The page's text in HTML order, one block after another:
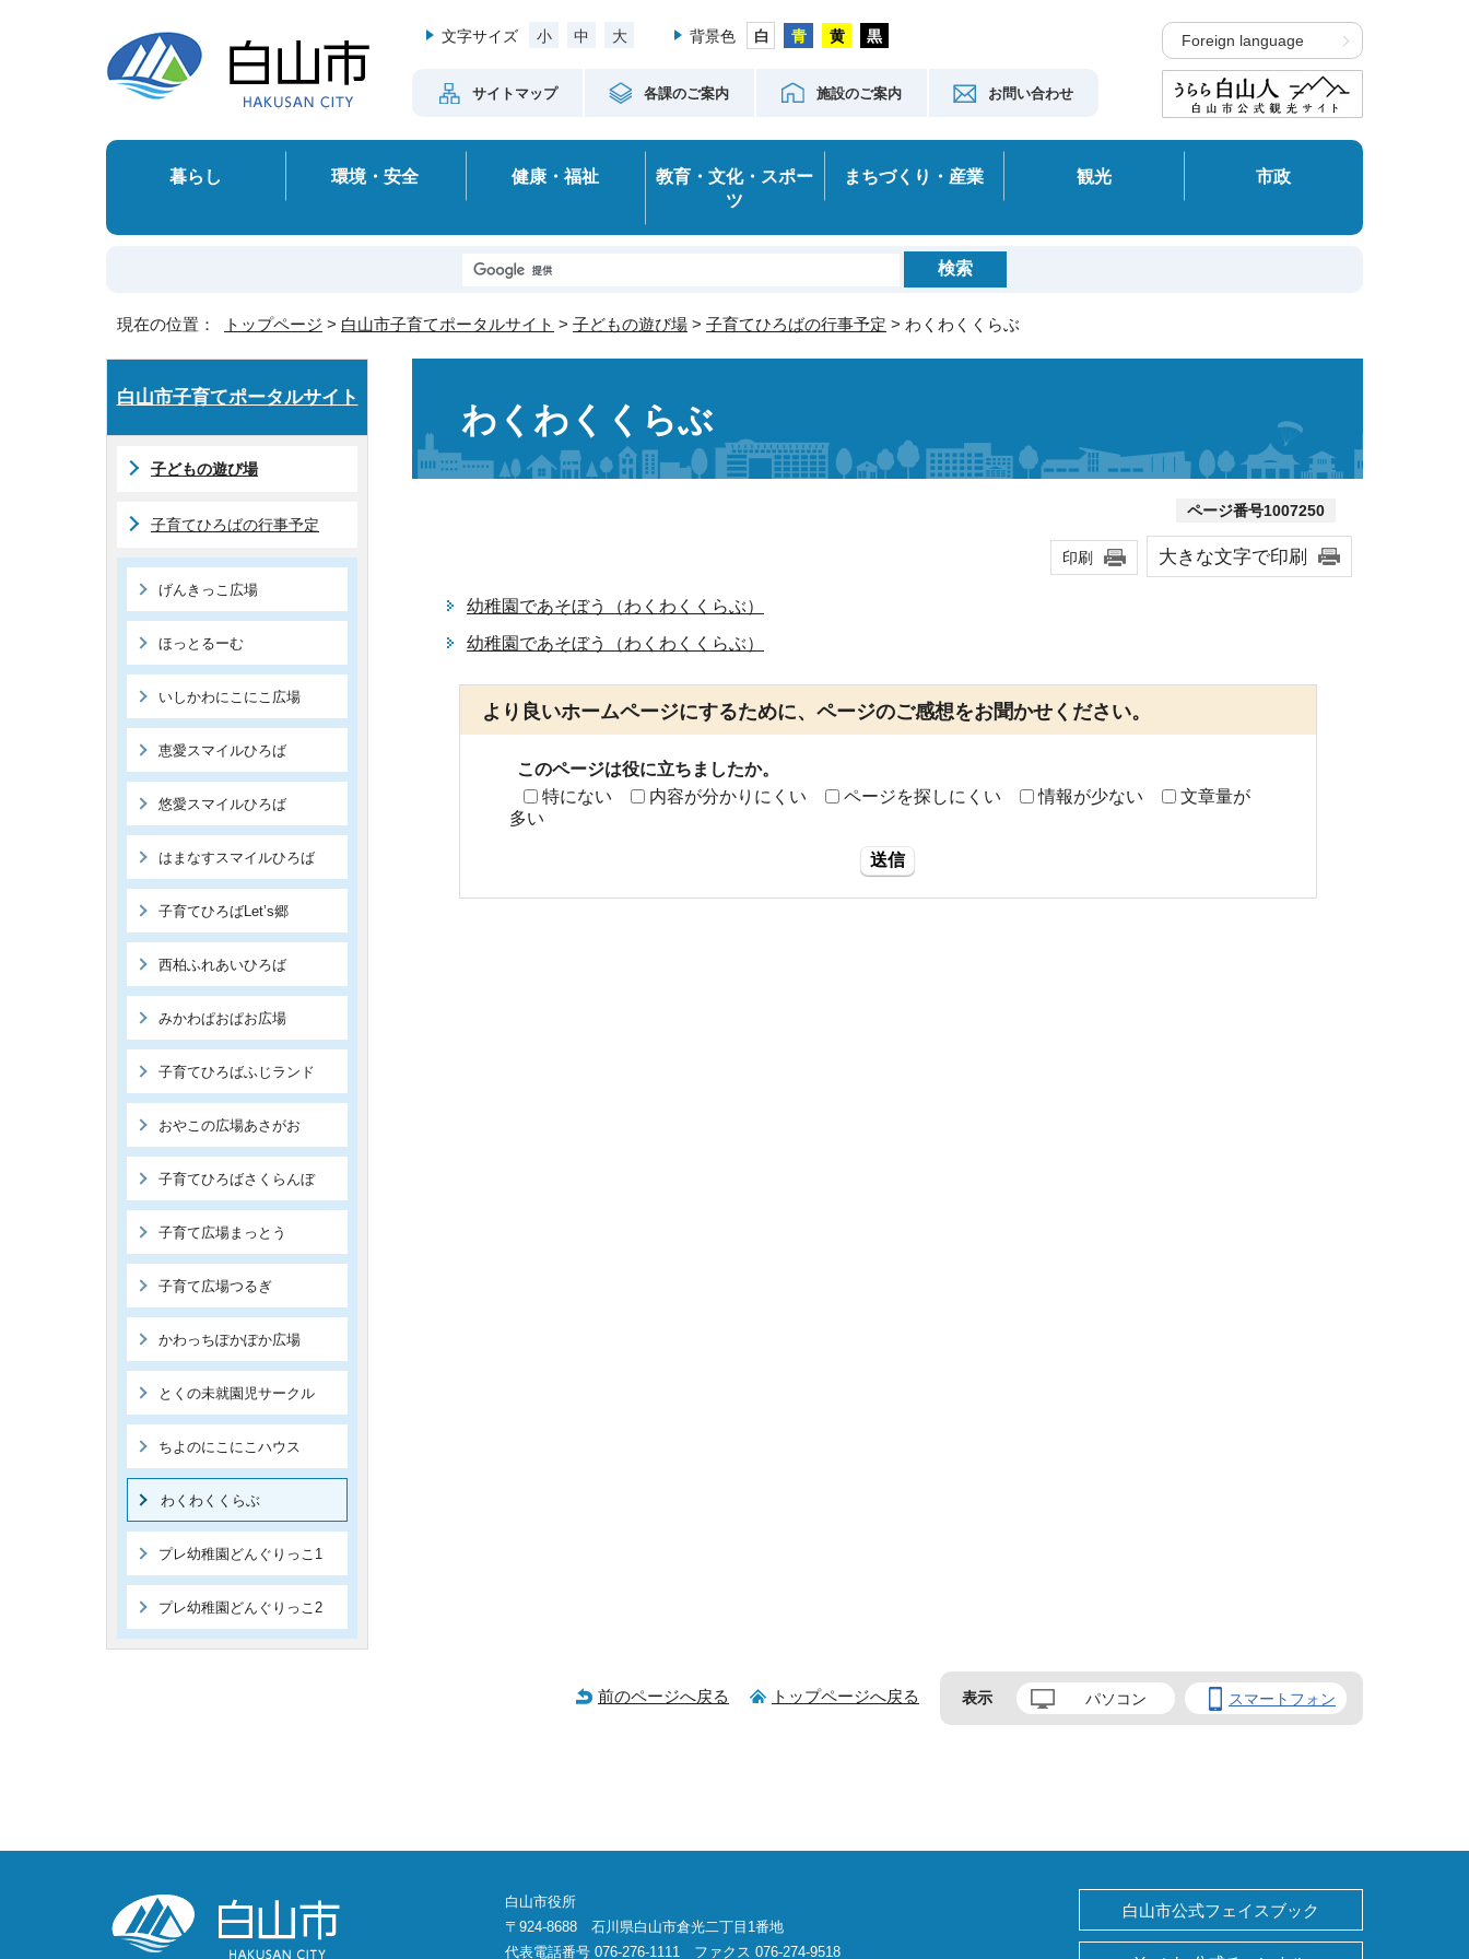
文字サイズ 小 中 大 背景色
サイトマップ 各課のご案内 施設のご案内 お問い合わせ
Foreign language
暮らし 環境・安全 健康・福祉
教育・文化・スポー
ツ
まちづくり・産業 観光 市政
現在の位置： トップページ > 白山市子育てポータルサイト > 子どもの遊び場 > 子育てひろばの行事予定 > わくわくくらぶ
わくわくくらぶ
ページ番号1007250
印刷 大きな文字で印刷
幼稚園であそぼう（わくわくくらぶ）
幼稚園であそぼう（わくわくくらぶ）
より良いホームページにするために、ページのご感想をお聞かせください。
このページは役に立ちましたか。
特にない
内容が分かりにくい ページを探しにくい 情報が少ない
文章量が
多い
送信
白山市子育てポータルサイト
子どもの遊び場
子育てひろばの行事予定
げんきっこ広場
ほっとるーむ
いしかわにこにこ広場
恵愛スマイルひろば
悠愛スマイルひろば
はまなすスマイルひろば
子育てひろばLet’s郷
西柏ふれあいひろば
みかわぱおぱお広場
子育てひろばふじランド
おやこの広場あさがお
子育てひろばさくらんぼ
子育て広場まっとう
子育て広場つるぎ
かわっちぽかぽか広場
とくの未就園児サークル
ちよのにこにこハウス
わくわくくらぶ
プレ幼稚園どんぐりっこ1
プレ幼稚園どんぐりっこ2
前のページへ戻る トップページへ戻る 表示 パソコン スマートフォン
白山市役所
〒924-8688 石川県白山市倉光二丁目1番地
代表電話番号 076-276-1111 ファクス 076-274-9518
白山市公式フェイスブック